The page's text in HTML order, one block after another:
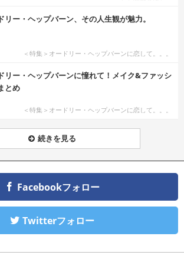
リー・ヘップバーン、その人生観が魅力。
＜特集＞オードリー・ヘップバーンに恋して。。。
リー・ヘップバーンに憧れて！メイク&ファッシ
とめ
＜特集＞オードリー・ヘップバーンに恋して。。。
続きを見る
Facebookフォロー
Twitterフォロー